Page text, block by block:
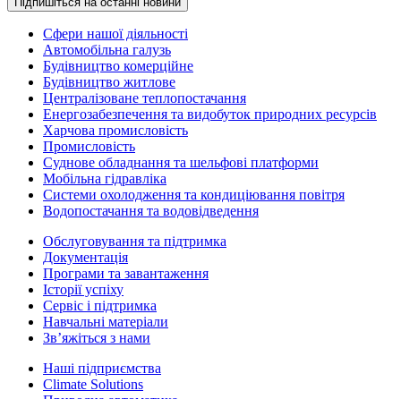
Сфери нашої діяльності
Автомобільна галузь
Будівництво комерційне
Будівництво житлове
Централізоване теплопостачання
Енергозабезпечення та видобуток природних ресурсів
Харчова промисловість
Промисловість
Суднове обладнання та шельфові платформи
Мобільна гідравліка
Системи охолодження та кондиціювання повітря
Водопостачання та водовідведення
Обслуговування та підтримка
Документація
Програми та завантаження
Історії успіху
Сервіс і підтримка
Навчальні матеріали
Зв’яжіться з нами
Наші підприємства
Climate Solutions